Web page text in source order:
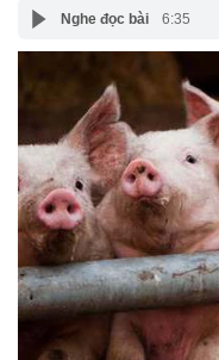
Nghe đọc bài 6:35